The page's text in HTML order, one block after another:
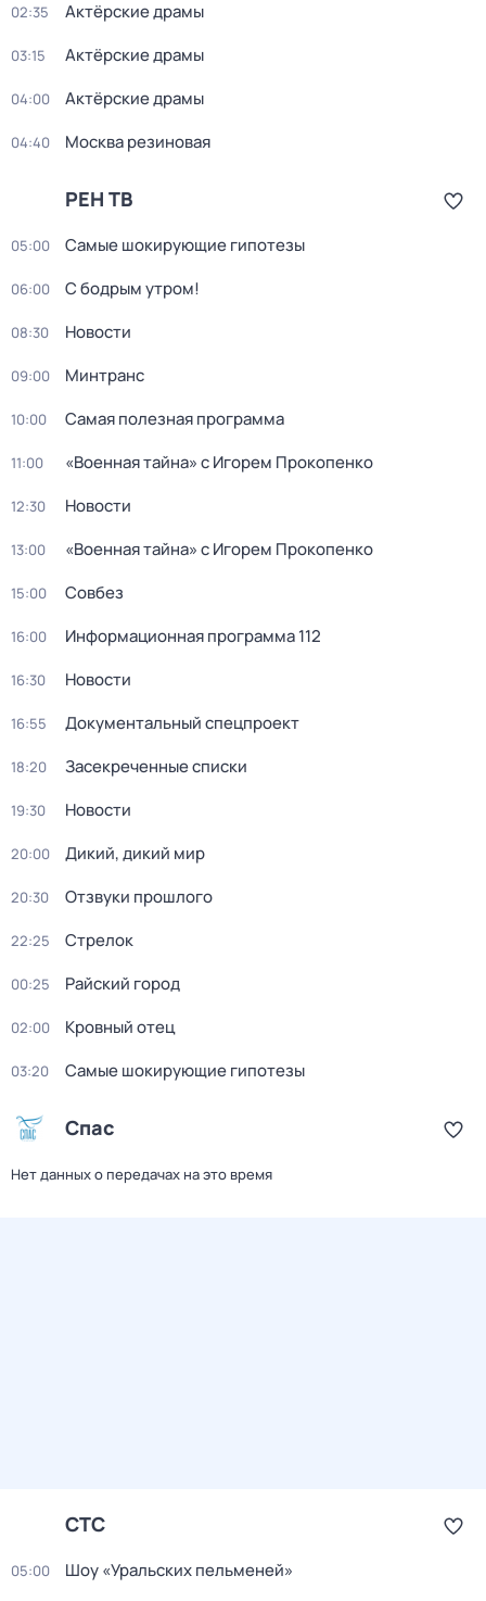
02:35 Актёрские драмы
03:15 Актёрские драмы
04:00 Актёрские драмы
04:40 Москва резиновая
РЕН ТВ
05:00 Самые шoкиpующие гипотезы
06:00 С бодрым утром!
08:30 Новости
09:00 Минтранс
10:00 Самая полезная программа
11:00 «Военная тайна» с Игорем Прокопенко
12:30 Новости
13:00 «Военная тайна» с Игорем Прокопенко
15:00 Совбез
16:00 Информационная программа 112
16:30 Новости
16:55 Документальный спецпроект
18:20 Заcекрeченные списки
19:30 Новости
20:00 Дикий, дикий мир
20:30 Отзвуки прошлого
22:25 Стрелок
00:25 Райский город
02:00 Кровный отец
03:20 Самые шoкиpующие гипотезы
Спас
Нет данных о передачах на это время
СТС
05:00 Шоу «Уральских пельменей»